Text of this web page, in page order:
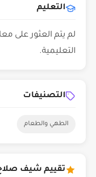
التعليم
لم يتم العثور على
التعليمية.
التصنيفات
الطهي والطعام
تقييم شيف صلاح